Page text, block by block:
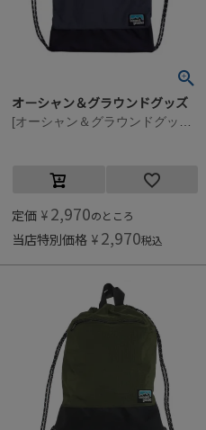
オーシャン＆グラウンドグッズ
定価 ¥ 2,970のところ
当店特別価格 ¥ 2,970税込